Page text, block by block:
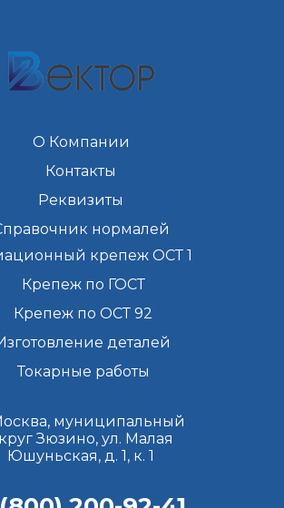
муниципальный
Зюзино, ул. Малая
Юшуньская, д. 1, к. 1
О Компании
Контакты
Реквизиты
нормалей
крепеж ОСТ 1
Крепеж по ГОСТ
Крепеж по ОСТ 92
деталей
Токарные работы